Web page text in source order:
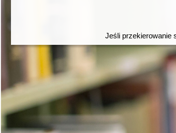
Jeśli przekierowanie